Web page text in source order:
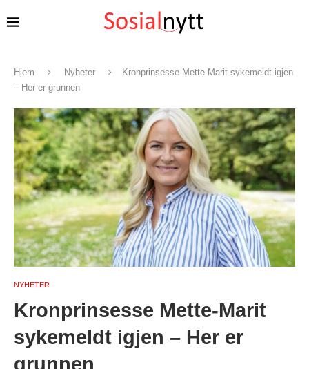
Hjem Nyheter
Kronprinsesse Mette-Marit sykemeldt igjen
– Her er grunnen
NYHETER
Kronprinsesse Mette-Marit
sykemeldt igjen – Her er
grunnen